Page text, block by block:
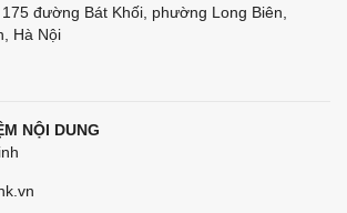
đường Bát Khối, phường Long Biên,
Hà Nội
NỘI DUNG